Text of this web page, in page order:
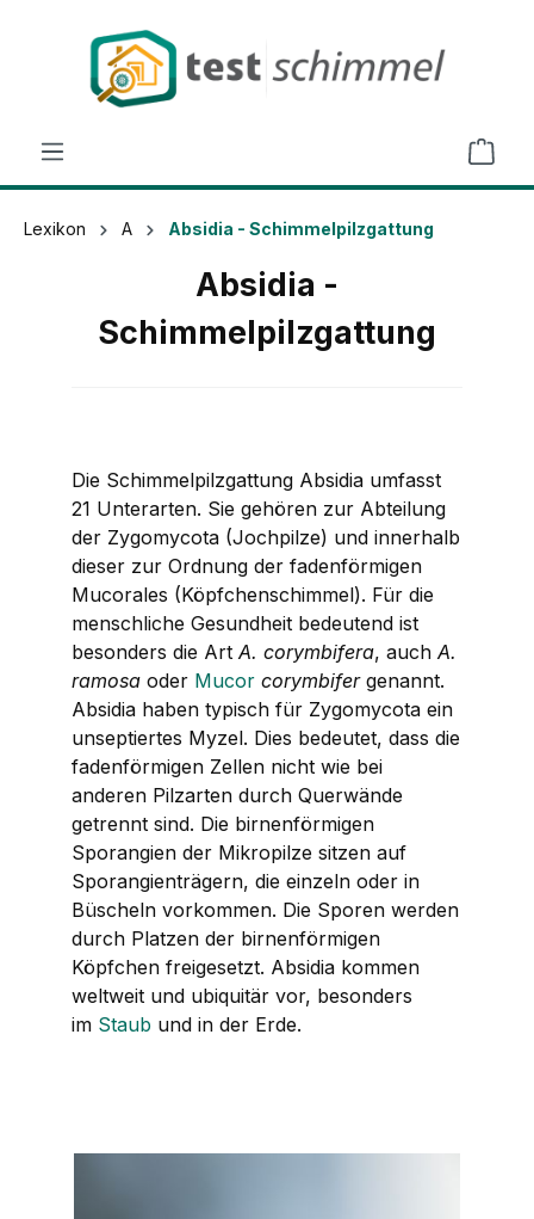
springen
Lexikon A Absidia - Schimmelpilzgattung
Absidia -
Schimmelpilzgattung
Die Schimmelpilzgattung Absidia umfasst
21 Unterarten. Sie gehören zur Abteilung
der Zygomycota (Jochpilze) und innerhalb
dieser zur Ordnung der fadenförmigen
Mucorales (Köpfchenschimmel). Für die
menschliche Gesundheit bedeutend ist
besonders die Art A. corymbifera, auch A.
ramosa oder Mucor corymbifergenannt.
Absidia haben typisch für Zygomycota ein
unseptiertes Myzel. Dies bedeutet, dass die
fadenförmigen Zellen nicht wie bei
anderen Pilzarten durch Querwände
getrennt sind. Die birnenförmigen
Sporangien der Mikropilze sitzen auf
Sporangienträgern, die einzeln oder in
Büscheln vorkommen. Die Sporen werden
durch Platzen der birnenförmigen
Köpfchen freigesetzt. Absidia kommen
weltweit und ubiquitär vor, besonders
im Staub und in der Erde.